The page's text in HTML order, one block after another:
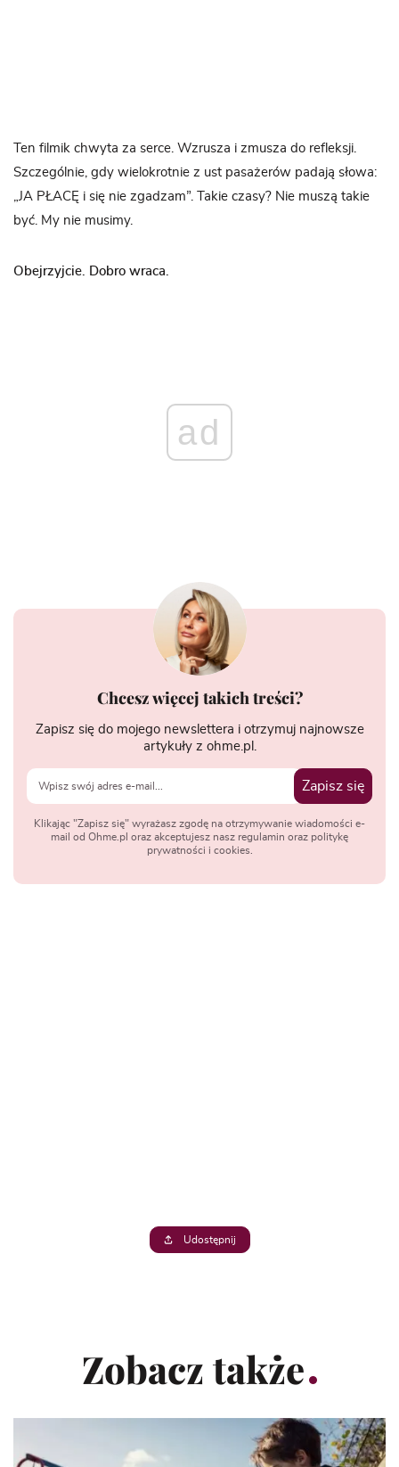
Ten filmik chwyta za serce. Wzrusza i zmusza do refleksji.
Szczególnie, gdy wielokrotnie z ust pasażerów padają słowa:
„JA PŁACĘ i się nie zgadzam”. Takie czasy? Nie muszą takie
być. My nie musimy.
Obejrzyjcie. Dobro wraca.
ad
Chcesz więcej takich treści?
Zapisz się do mojego newslettera i otrzymuj najnowsze
artykuły z ohme.pl.
Zapisz się
Klikając "Zapisz się" wyrażasz zgodę na otrzymywanie wiadomości e-
mail od Ohme.pl oraz akceptujesz nasz regulamin oraz politykę
prywatności i cookies.
Udostępnij
Zobacz także